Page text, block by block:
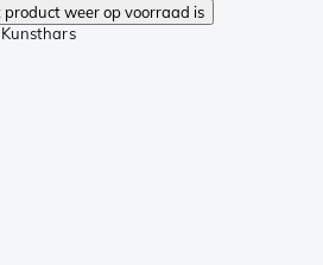
weer op voorraad is
Kunsthars